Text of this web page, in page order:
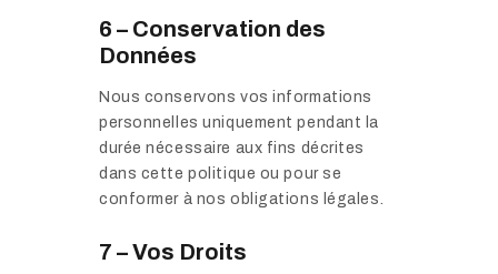
6 – Conservation des
Données
Nous conservons vos informations
personnelles uniquement pendant la
durée nécessaire aux fins décrites
dans cette politique ou pour se
conformer à nos obligations légales.
7 – Vos Droits